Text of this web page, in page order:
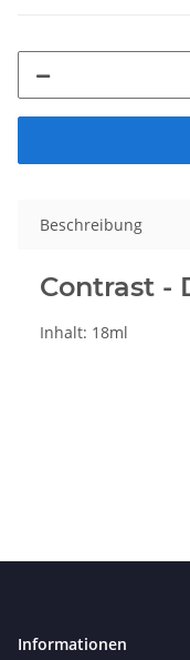
Beschreibung
Contrast -
Inhalt: 18ml
Informationen